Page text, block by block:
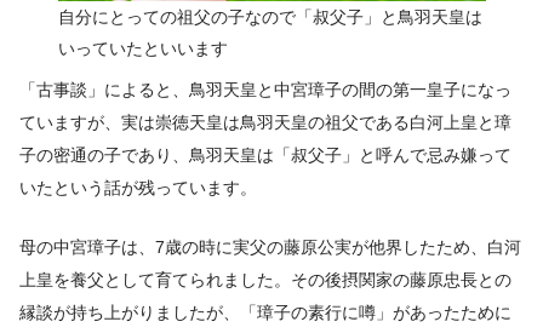
自分にとっての祖父の子なので「叔父子」と鳥羽天皇は
いっていたといいます
「古事談」によると、鳥羽天皇と中宮璋子の間の第一皇子になっ
ていますが、実は崇徳天皇は鳥羽天皇の祖父である白河上皇と璋
子の密通の子であり、鳥羽天皇は「叔父子」と呼んで忌み嫌って
いたという話が残っています。
母の中宮璋子は、7歳の時に実父の藤原公実が他界したため、白河
上皇を養父として育てられました。その後摂関家の藤原忠長との
縁談が持ち上がりましたが、「璋子の素行に噂」があったために